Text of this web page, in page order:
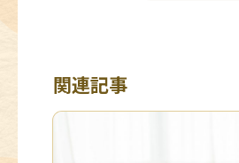
関連記事